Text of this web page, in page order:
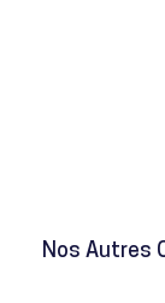
Nos Autres